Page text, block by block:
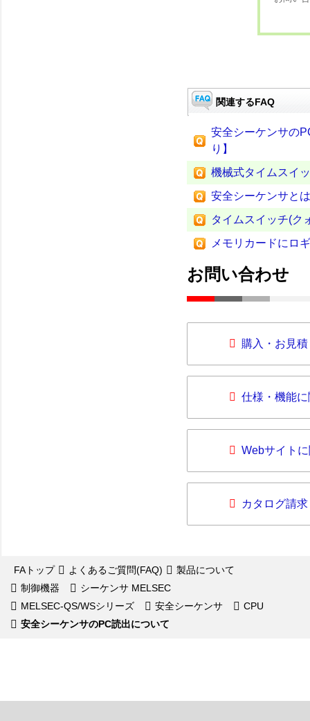
関連するFAQ
安全シーケンサの
り】
機械式タイムスイ
安全シーケンサとは
タイムスイッチ(ク
メモリカードにロ
お問い合わせ
購入・お見
仕様・機能
Webサイト
カタログ請求
FAトップ よくあるご質問(FAQ)
製品について
制御機器
シーケンサ MELSEC
MELSEC-QS/WSシリーズ
安全シーケンサ
CPU
安全シーケンサのPC読出について